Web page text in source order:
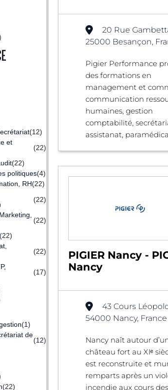
(12)
et
(22)
(22)
politiques(4)
RH(22)
(22)
(22)
(22)
(22)
(17)
(1)
de
(12)
(22)
20 Rue
25000 Besançon,
Pigier Performance
des formations en
management et
communication
humaines, gestion
comptabilité,
assistanat,
PIGIER Nancy -
Nancy
43 Cours
54000 Nancy, France
Nancy naît autour
château fort au XIᵉ
est reconstruite et
remparts après un
incendie aux cours des